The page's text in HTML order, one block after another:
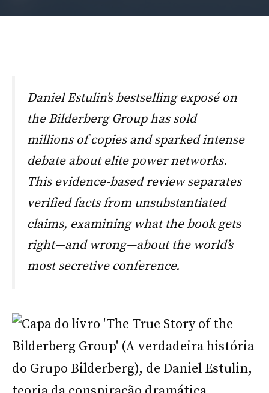
Daniel Estulin’s bestselling exposé on
the Bilderberg Group has sold
millions of copies and sparked intense
debate about elite power networks.
This evidence-based review separates
verified facts from unsubstantiated
claims, examining what the book gets
right—and wrong—about the world’s
most secretive conference.